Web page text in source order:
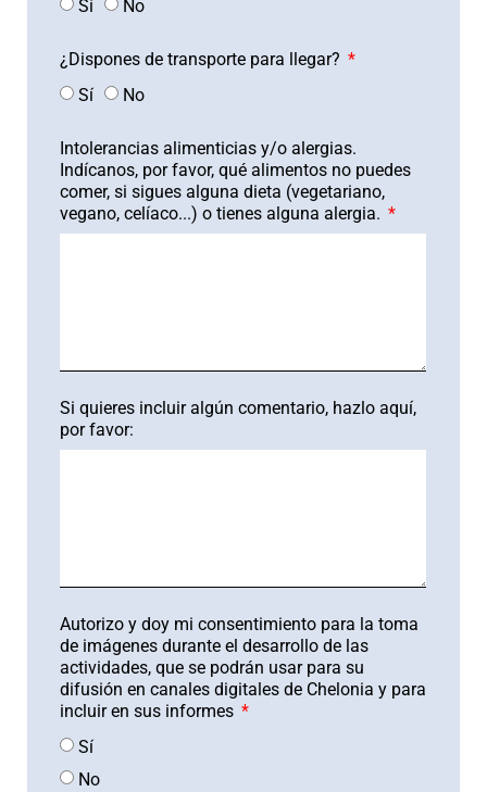
Sí No
¿Dispones de transporte para llegar?
Sí
No
Intolerancias alimenticias y/o alergias.
Indícanos, por favor, qué alimentos no puedes
comer, si sigues alguna dieta (vegetariano,
vegano, celíaco...) o tienes alguna alergia.
Si quieres incluir algún comentario, hazlo aquí,
por favor:
Autorizo y doy mi consentimiento para la toma
de imágenes durante el desarrollo de las
actividades, que se podrán usar para su
difusión en canales digitales de Chelonia y para
incluir en sus informes
Sí
No